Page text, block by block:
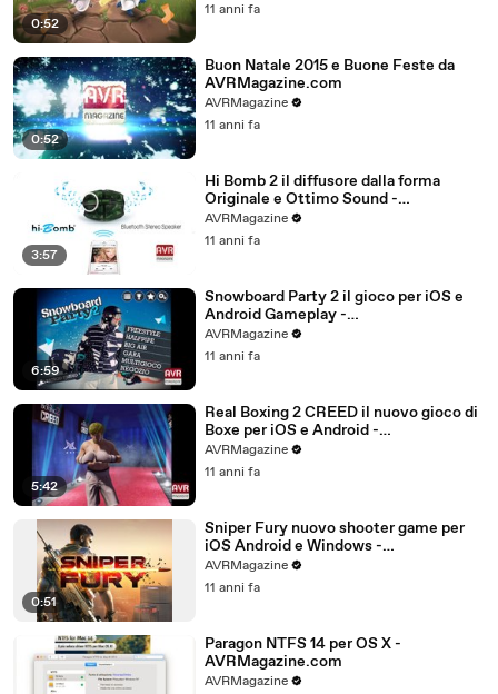
0:52
11 anni fa
0:52
Buon Natale 2015 e Buone Feste da
AVRMagazine.com
AVRMagazine
11 anni fa
3:57
Hi Bomb 2 il diffusore dalla forma
Originale e Ottimo Sound -
AVRMagazine.com
AVRMagazine
11 anni fa
6:59
Snowboard Party 2 il gioco per iOS e
Android Gameplay -
AVRMagazine.com (720p)
AVRMagazine
11 anni fa
5:42
Real Boxing 2 CREED il nuovo gioco di
Boxe per iOS e Android -
AVRMagazine.com
AVRMagazine
11 anni fa
0:51
Sniper Fury nuovo shooter game per
iOS Android e Windows -
AVRMagazine.com
AVRMagazine
11 anni fa
Paragon NTFS 14 per OS X -
AVRMagazine.com
AVRMagazine